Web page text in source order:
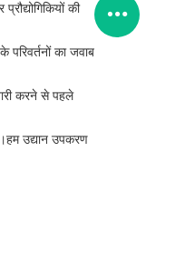
की
का जवाब
करने से पहले
उद्यान उपकरण